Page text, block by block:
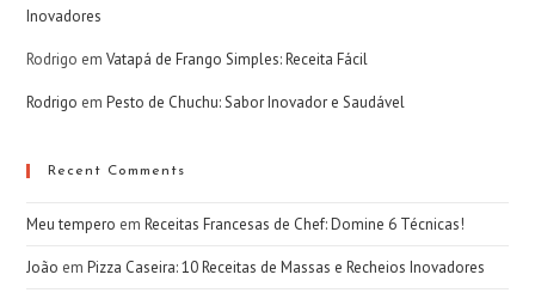
Inovadores
Rodrigo emVatapá de Frango Simples: Receita Fácil
Rodrigo emPesto de Chuchu: Sabor Inovador e Saudável
Recent Comments
Meu tempero emReceitas Francesas de Chef: Domine 6 Técnicas!
João emPizza Caseira: 10 Receitas de Massas e Recheios Inovadores